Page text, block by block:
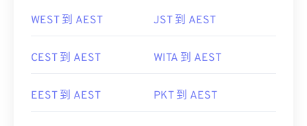
WEST 到 AEST JST 到 AEST
CEST 到 AEST WITA 到 AEST
EEST 到 AEST PKT 到 AEST